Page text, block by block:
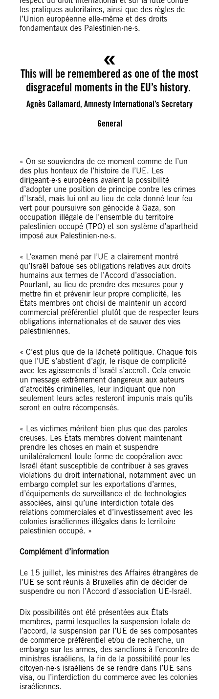
les pratiques autoritaires, ainsi que des règles de
l’Union européenne elle-même et des droits
fondamentaux des Palestinien·ne·s.
This will be remembered as one of the most
disgraceful moments in the EU’s history.
Agnès Callamard, Amnesty International’s Secretary
General
« On se souviendra de ce moment comme de l’un
des plus honteux de l’histoire de l’UE. Les
dirigeant·e·s européens avaient la possibilité
d’adopter une position de principe contre les crimes
d’Israël, mais lui ont au lieu de cela donné leur feu
vert pour poursuivre son génocide à Gaza, son
occupation illégale de l’ensemble du territoire
palestinien occupé (TPO) et son système d’apartheid
imposé aux Palestinien·ne·s.
« L’examen mené par l’UE a clairement montré
qu’Israël bafoue ses obligations relatives aux droits
humains aux termes de l’Accord d’association.
Pourtant, au lieu de prendre des mesures pour y
mettre fin et prévenir leur propre complicité, les
États membres ont choisi de maintenir un accord
commercial préférentiel plutôt que de respecter leurs
obligations internationales et de sauver des vies
palestiniennes.
« C’est plus que de la lâcheté politique. Chaque fois
que l’UE s’abstient d’agir, le risque de complicité
avec les agissements d’Israël s’accroît. Cela envoie
un message extrêmement dangereux aux auteurs
d’atrocités criminelles, leur indiquant que non
seulement leurs actes resteront impunis mais qu’ils
seront en outre récompensés.
« Les victimes méritent bien plus que des paroles
creuses. Les États membres doivent maintenant
prendre les choses en main et suspendre
unilatéralement toute forme de coopération avec
Israël étant susceptible de contribuer à ses graves
violations du droit international, notamment avec un
embargo complet sur les exportations d’armes,
d’équipements de surveillance et de technologies
associées, ainsi qu’une interdiction totale des
relations commerciales et d’investissement avec les
colonies israéliennes illégales dans le territoire
palestinien occupé. »
Complément d’information
Le 15 juillet, les ministres des Affaires étrangères de
l’UE se sont réunis à Bruxelles afin de décider de
suspendre ou non l’Accord d’association UE-Israël.
Dix possibilités ont été présentées aux États
membres, parmi lesquelles la suspension totale de
l’accord, la suspension par l’UE de ses composantes
de commerce préférentiel et/ou de recherche, un
embargo sur les armes, des sanctions à l’encontre de
ministres israéliens, la fin de la possibilité pour les
citoyen·ne·s israéliens de se rendre dans l’UE sans
visa, ou l’interdiction du commerce avec les colonies
israéliennes.